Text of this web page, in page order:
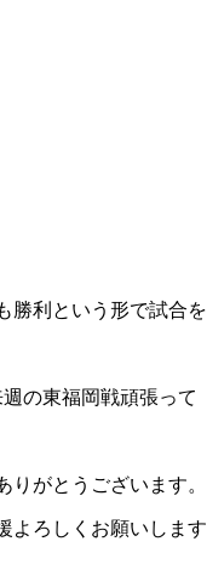
勝利という形で試合を
の東福岡戦頑張って
がとうございます。
よろしくお願いします